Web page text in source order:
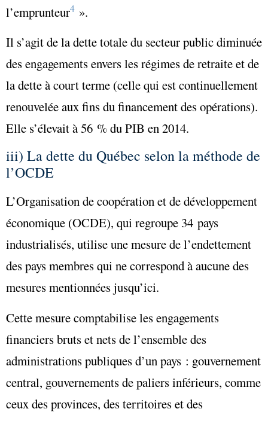
l’emprunteur4 ».
Il s’agit de ladette totale du secteur publicdiminuée
desengagements envers les régimes de retraiteet de
la dette à court terme (celle qui est continuellement
renouvelée aux fins du financement des opérations).
Elle s’élevait à 56 % du PIB en 2014.
iii) La dette du Québec selon la méthode de
l’OCDE
L’Organisation de coopération et de développement
économique (OCDE), qui regroupe 34 pays
industrialisés, utilise une mesure de l’endettement
des pays membres qui ne correspond à aucune des
mesures mentionnées jusqu’ici.
Cette mesure comptabilise les engagements
financiers bruts et nets de l’ensemble des
administrations publiques d’un pays : gouvernement
central, gouvernements de paliers inférieurs, comme
ceux des provinces, des territoires et des